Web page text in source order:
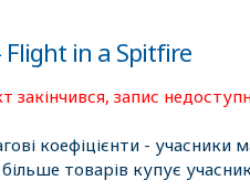
Flight in a Spitfire
закінчився, запис
коефіцієнти -
товарів купує